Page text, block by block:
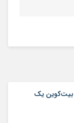
بیت‌کوین یک